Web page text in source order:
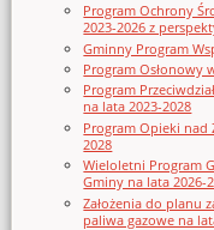
Program Ochrony
2023-2026 z
Gminny Program
Program Osłonowy
Program
na lata 2023-2028
Program Opieki nad
2028
Wieloletni Program
Gminy na lata 2026-
Założenia do planu
paliwa gazowe na